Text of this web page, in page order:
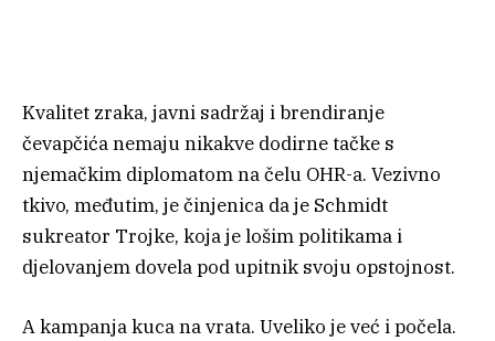
Kvalitet zraka, javni sadržaj i brendiranje
čevapčića nemaju nikakve dodirne tačke s
njemačkim diplomatom na čelu OHR-a. Vezivno
tkivo, međutim, je činjenica da je Schmidt
sukreator Trojke, koja je lošim politikama i
djelovanjem dovela pod upitnik svoju opstojnost.
A kampanja kuca na vrata. Uveliko je već i počela.